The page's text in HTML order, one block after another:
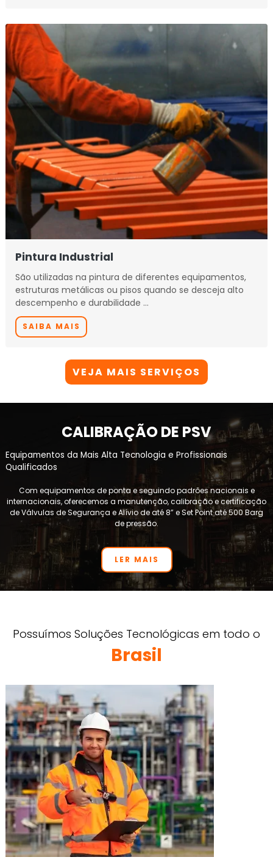
Pintura Industrial
São utilizadas na pintura de diferentes equipamentos,
estruturas metálicas ou pisos quando se desceja alto
descempenho e durabilidade …
SAIBA MAIS
VEJA MAIS SERVIÇOS
CALIBRAÇÃO DE PSV
Equipamentos da Mais Alta Tecnologia e Profissionais
Qualificados
Com equipamentos de ponta e seguindo padrões nacionais e
internacionais, oferecemos a manutenção, calibração e certificação
de Válvulas de Segurança e Alívio de até 8” e Set Point até 500 Barg
de pressão.
LER MAIS
Possuímos Soluções Tecnológicas em todo o
Brasil